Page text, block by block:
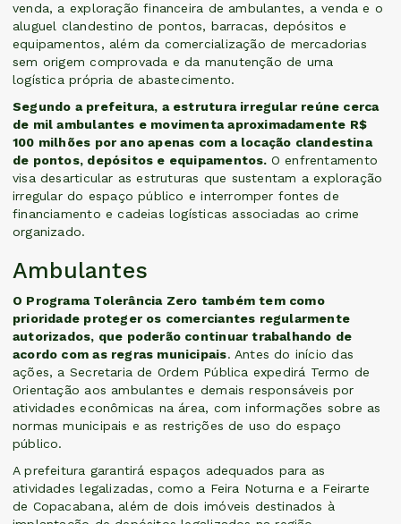
venda, a exploração financeira de ambulantes, a venda e o
aluguel clandestino de pontos, barracas, depósitos e
equipamentos, além da comercialização de mercadorias
sem origem comprovada e da manutenção de uma
logística própria de abastecimento.
Segundo a prefeitura, a estrutura irregular reúne cerca
de mil ambulantes e movimenta aproximadamente R$
100 milhões por ano apenas com a locação clandestina
de pontos, depósitos e equipamentos. O enfrentamento
visa desarticular as estruturas que sustentam a exploração
irregular do espaço público e interromper fontes de
financiamento e cadeias logísticas associadas ao crime
organizado.
Ambulantes
O Programa Tolerância Zero também tem como
prioridade proteger os comerciantes regularmente
autorizados, que poderão continuar trabalhando de
acordo com as regras municipais. Antes do início das
ações, a Secretaria de Ordem Pública expedirá Termo de
Orientação aos ambulantes e demais responsáveis por
atividades econômicas na área, com informações sobre as
normas municipais e as restrições de uso do espaço
público.
A prefeitura garantirá espaços adequados para as
atividades legalizadas, como a Feira Noturna e a Feirarte
de Copacabana, além de dois imóveis destinados à